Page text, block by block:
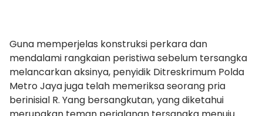
Guna memperjelas konstruksi perkara dan
mendalami rangkaian peristiwa sebelum tersangka
melancarkan aksinya, penyidik Ditreskrimum Polda
Metro Jaya juga telah memeriksa seorang pria
berinisial R. Yang bersangkutan, yang diketahui